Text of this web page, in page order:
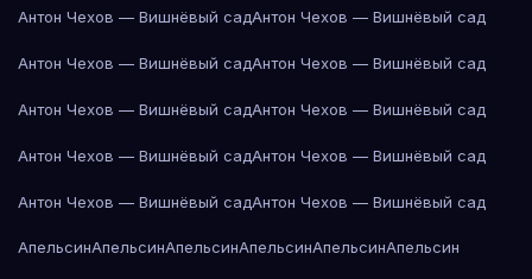
Антон Чехов — Вишнёвый садАнтон Чехов — Вишнёвый сад
Антон Чехов — Вишнёвый садАнтон Чехов — Вишнёвый сад
Антон Чехов — Вишнёвый садАнтон Чехов — Вишнёвый сад
Антон Чехов — Вишнёвый садАнтон Чехов — Вишнёвый сад
Антон Чехов — Вишнёвый садАнтон Чехов — Вишнёвый сад
АпельсинАпельсинАпельсинАпельсинАпельсинАпельсин